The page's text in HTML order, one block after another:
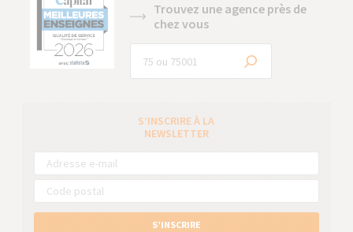
Trouvez une agence près de
chez vous
S’INSCRIRE À LA
NEWSLETTER
S’INSCRIRE